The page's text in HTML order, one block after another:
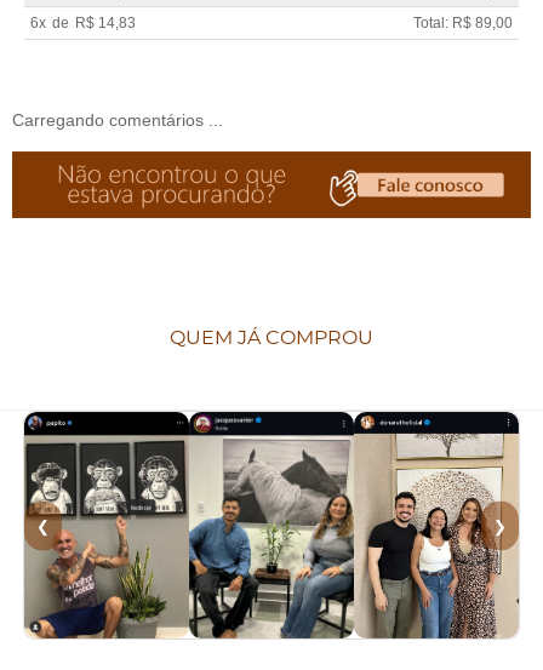
6x de R$ 14,83 Total: R$ 89,00
Carregando comentários ...
QUEM JÁ COMPROU
❮ ❯